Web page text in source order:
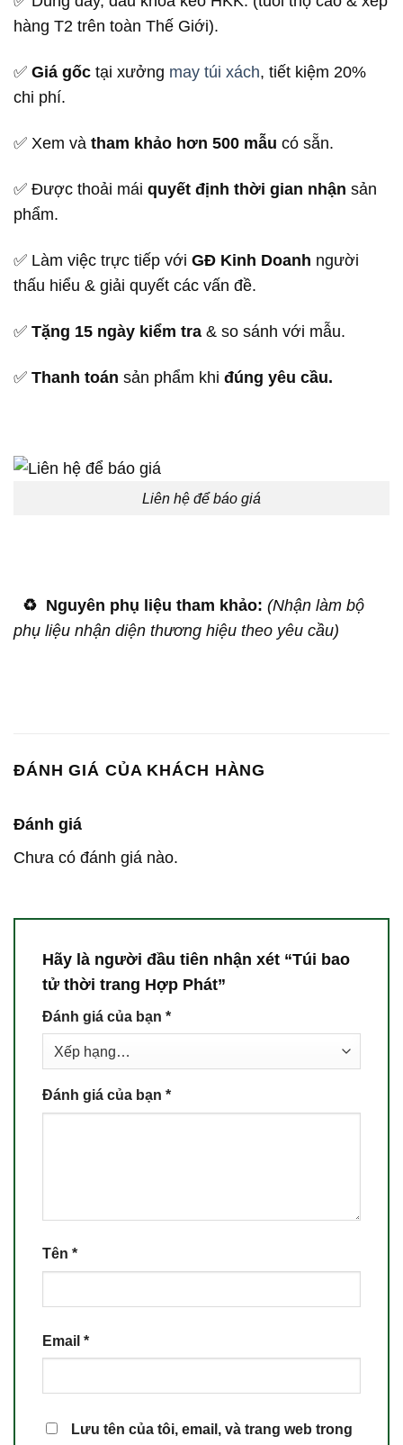
hàng T2 trên toàn Thế Giới).
✅ Giá gốc tại xưởng may túi xách, tiết kiệm 20%
chi phí.
✅ Xem và tham khảo hơn 500 mẫu có sẵn.
✅ Được thoải mái quyết định thời gian nhận sản
phẩm.
✅ Làm việc trực tiếp với GĐ Kinh Doanh người
thấu hiểu & giải quyết các vấn đề.
✅ Tặng 15 ngày kiểm tra & so sánh với mẫu.
✅ Thanh toán sản phẩm khi đúng yêu cầu.
Liên hệ để báo giá
♻️ Nguyên phụ liệu tham khảo: (Nhận làm bộ
phụ liệu nhận diện thương hiệu theo yêu cầu)
ĐÁNH GIÁ CỦA KHÁCH HÀNG
Đánh giá
Chưa có đánh giá nào.
Hãy là người đầu tiên nhận xét “Túi bao
tử thời trang Hợp Phát”
Đánh giá của bạn *
Đánh giá của bạn *
Tên *
Email *
Lưu tên của tôi, email, và trang web trong